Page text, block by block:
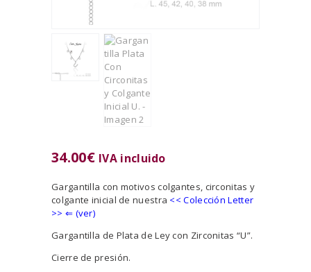
34.00€ IVA incluido
Gargantilla con motivos colgantes, circonitas y
colgante inicial de nuestra <<Colección Letter
>> ⇐ (ver)
Gargantilla de Plata de Ley con Zirconitas “U”.
Cierre de presión.